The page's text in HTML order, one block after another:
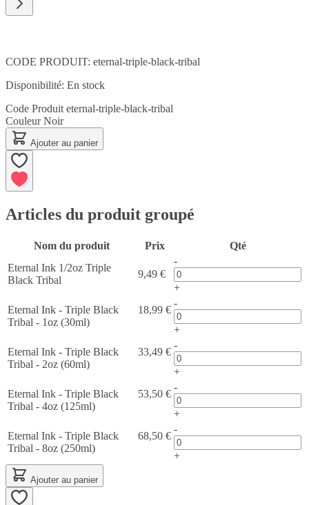
CODE PRODUIT: eternal-triple-black-tribal
Disponibilité: En stock
Code Produit eternal-triple-black-tribal
CouleurNoir
Ajouter au panier
Articles du produit groupé
Nom du produit Prix
Qté
Eternal Ink 1/2oz Triple
Black Tribal
9,49 €
-
+
Eternal Ink - Triple Black
Tribal - 1oz (30ml)
18,99 €
-
+
Eternal Ink - Triple Black
Tribal - 2oz (60ml)
33,49 €
-
+
Eternal Ink - Triple Black
Tribal - 4oz (125ml)
53,50 €
-
+
Eternal Ink - Triple Black
Tribal - 8oz (250ml)
68,50 €
-
+
Ajouter au panier